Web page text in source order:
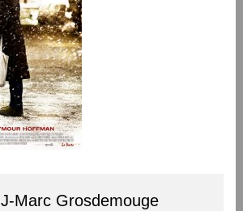
J-Marc Grosdemouge